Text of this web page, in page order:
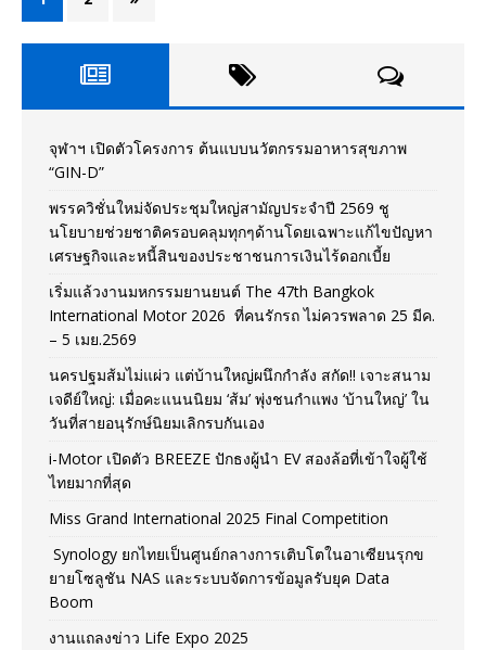
จุฬาฯ เปิดตัวโครงการ ต้นแบบนวัตกรรมอาหารสุขภาพ
“GIN-D”
พรรควิชั่นใหม่จัดประชุมใหญ่สามัญประจำปี 2569 ชู
นโยบายช่วยชาติครอบคลุมทุกๆด้านโดยเฉพาะแก้ไขปัญหา
เศรษฐกิจและหนี้สินของประชาชนการเงินไร้ดอกเบี้ย
เริ่มแล้วงานมหกรรมยานยนต์ The 47th Bangkok
International Motor 2026 ที่คนรักรถ ไม่ควรพลาด 25 มีค.
– 5 เมย.2569
นครปฐมส้มไม่แผ่ว แต่บ้านใหญ่ผนึกกำลัง สกัด!! เจาะสนาม
เจดีย์ใหญ่: เมื่อคะแนนนิยม ‘ส้ม’ พุ่งชนกำแพง ‘บ้านใหญ่’ ใน
วันที่สายอนุรักษ์นิยมเลิกรบกันเอง
i-Motor เปิดตัว BREEZE ปักธงผู้นำ EV สองล้อที่เข้าใจผู้ใช้
ไทยมากที่สุด
Miss Grand International 2025 Final Competition
Synology ยกไทยเป็นศูนย์กลางการเติบโตในอาเซียนรุกข
ยายโซลูชัน NAS และระบบจัดการข้อมูลรับยุค Data
Boom
งานแถลงข่าว Life Expo 2025